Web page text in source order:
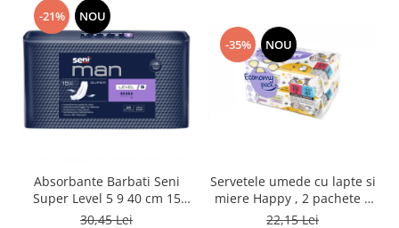
-21% NOU
Absorbante Barbati Seni
Super Level 5 9 40 cm 15
Bucati
30,45 Lei
-35% NOU
Servetele umede cu lapte si
miere Happy , 2 pachete x
64 bucati, 128 bucati
22,15 Lei